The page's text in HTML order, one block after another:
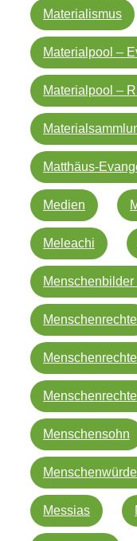
Materialismus
Materialpool –
Materialpool –
Matthäus-
Medien
Meleachi
Menschenrechte
Menschensohn
Messias